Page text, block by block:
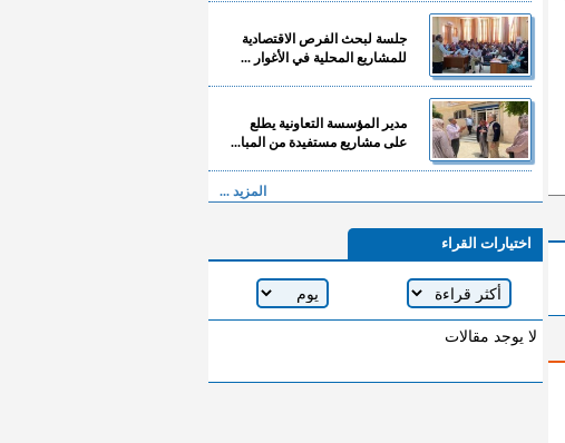
جلسة لبحث الفرص الاقتصادية
للمشاريع المحلية في الأغوار ...
مدير المؤسسة التعاونية يطلع
على مشاريع مستفيدة من المبا...
المزيد ...
اختيارات القراء
لا يوجد مقالات